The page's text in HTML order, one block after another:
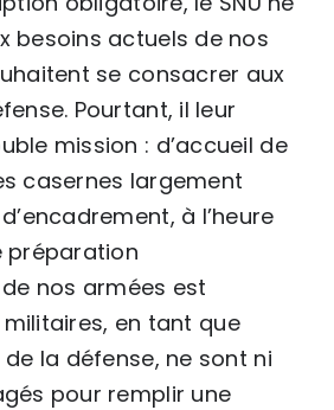
besoins actuels de nos
se consacrer aux
Pourtant, il leur
mission : d’accueil de
casernes largement
à l’heure
préparation
nos armées est
militaires, en tant que
la défense, ne sont ni
pour remplir une